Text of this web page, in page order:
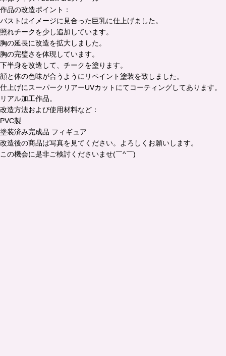
作品の改造ポイント：
バストはイメージに見合った巨乳に仕上げました。
照れチークを少し追加しています。
胸の延長に改造を拡大しました。
胸の完璧さを体現しています。
下半身を改造して、チークを塗ります。
顔と体の色味が合うようにリペイント塗装を致しました。
仕上げにスーパークリアーUVカットにてコーティングしてあります。
リアル加工作品。
改造方法および使用材料など：
PVC製
塗装済み完成品 フィギュア
改造後の商品は写真を見てください。よろしくお願いします。
この機会に是非ご検討くださいませ(￣^￣)ゞ